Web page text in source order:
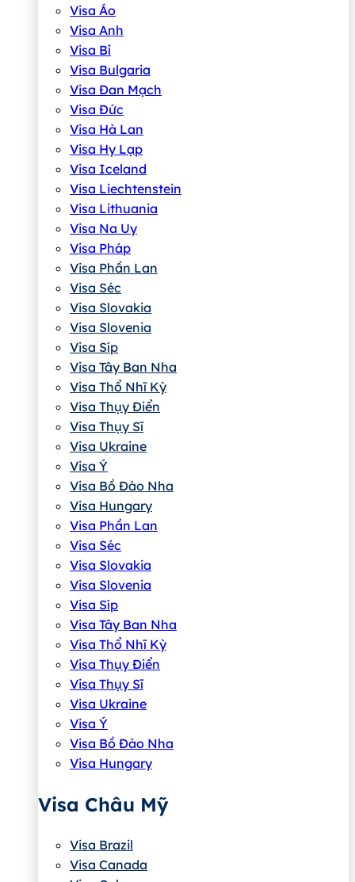
Visa Áo
Visa Anh
Visa Bỉ
Visa Bulgaria
Visa Đan Mạch
Visa Đức
Visa Hà Lan
Visa Hy Lạp
Visa Iceland
Visa Liechtenstein
Visa Lithuania
Visa Na Uy
Visa Pháp
Visa Phần Lan
Visa Séc
Visa Slovakia
Visa Slovenia
Visa Síp
Visa Tây Ban Nha
Visa Thổ Nhĩ Kỳ
Visa Thụy Điển
Visa Thụy Sĩ
Visa Ukraine
Visa Ý
Visa Bồ Đào Nha
Visa Hungary
Visa Phần Lan
Visa Séc
Visa Slovakia
Visa Slovenia
Visa Síp
Visa Tây Ban Nha
Visa Thổ Nhĩ Kỳ
Visa Thụy Điển
Visa Thụy Sĩ
Visa Ukraine
Visa Ý
Visa Bồ Đào Nha
Visa Hungary
Visa Châu Mỹ
Visa Brazil
Visa Canada